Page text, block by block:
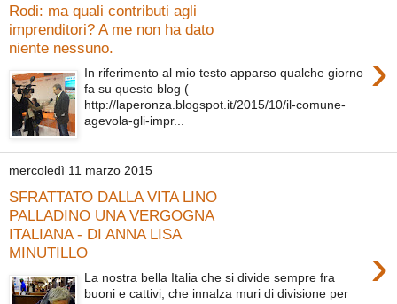
Rodi: ma quali contributi agli
imprenditori? A me non ha dato
niente nessuno.
›
In riferimento al mio testo apparso qualche giorno
fa su questo blog (
http://laperonza.blogspot.it/2015/10/il-comune-
agevola-gli-impr...
mercoledì 11 marzo 2015
SFRATTATO DALLA VITA LINO
PALLADINO UNA VERGOGNA
ITALIANA - DI ANNA LISA
MINUTILLO
›
La nostra bella Italia che si divide sempre fra
buoni e cattivi, che innalza muri di divisione per